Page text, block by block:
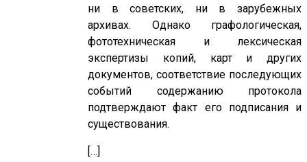
ни в советских, ни в зарубежных
архивах. Однако графологическая,
фототехническая и лексическая
экспертизы копий, карт и других
документов, соответствие последующих
событий содержанию протокола
подтверждают факт его подписания и
существования.
[…]